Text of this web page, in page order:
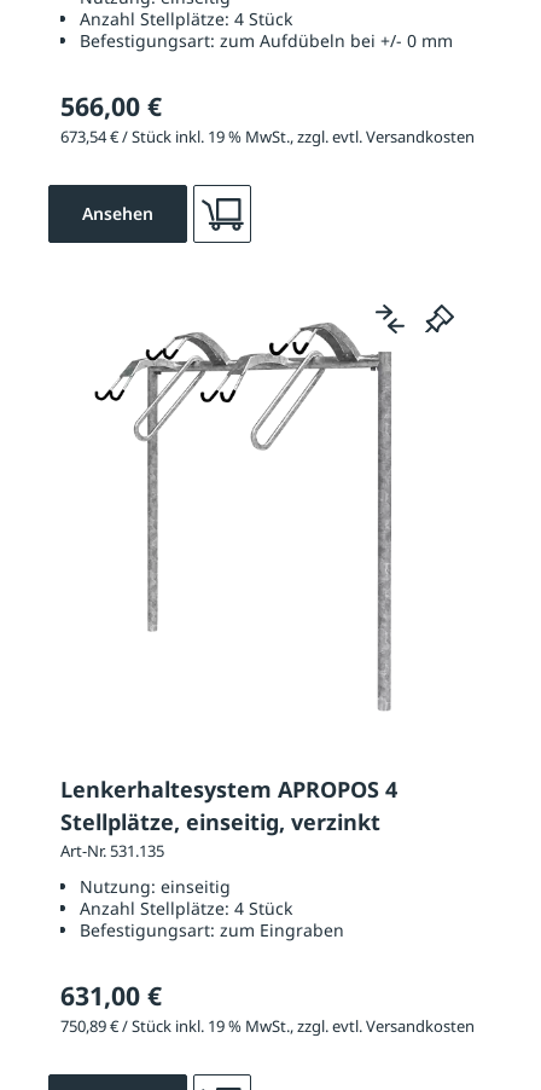
Anzahl Stellplätze: 4 Stück
Befestigungsart: zum Aufdübeln bei +/- 0 mm
566,00 €
673,54 € / Stück inkl. 19 % MwSt., zzgl. evtl. Versandkosten
Ansehen
Lenkerhaltesystem APROPOS 4
Stellplätze, einseitig, verzinkt
Art-Nr. 531.135
Nutzung: einseitig
Anzahl Stellplätze: 4 Stück
Befestigungsart: zum Eingraben
631,00 €
750,89 € / Stück inkl. 19 % MwSt., zzgl. evtl. Versandkosten